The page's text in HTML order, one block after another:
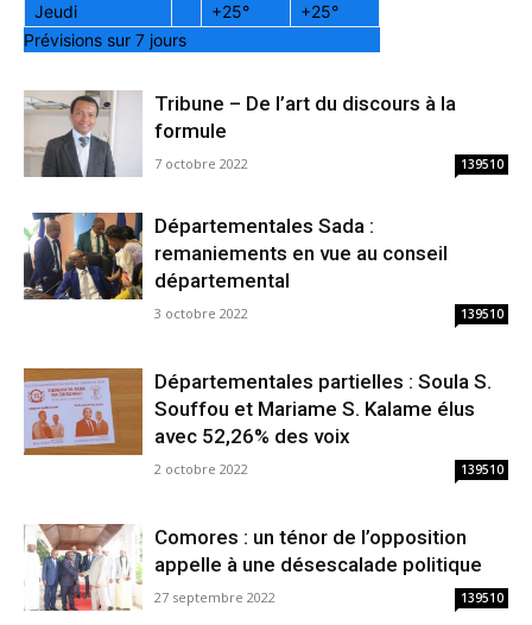
Jeudi
+25° +25°
Prévisions sur 7 jours
Tribune – De l’art du discours à la
formule
7 octobre 2022 139510
Départementales Sada :
remaniements en vue au conseil
départemental
3 octobre 2022 139510
Départementales partielles : Soula S.
Souffou et Mariame S. Kalame élus
avec 52,26% des voix
2 octobre 2022 139510
Comores : un ténor de l’opposition
appelle à une désescalade politique
27 septembre 2022 139510